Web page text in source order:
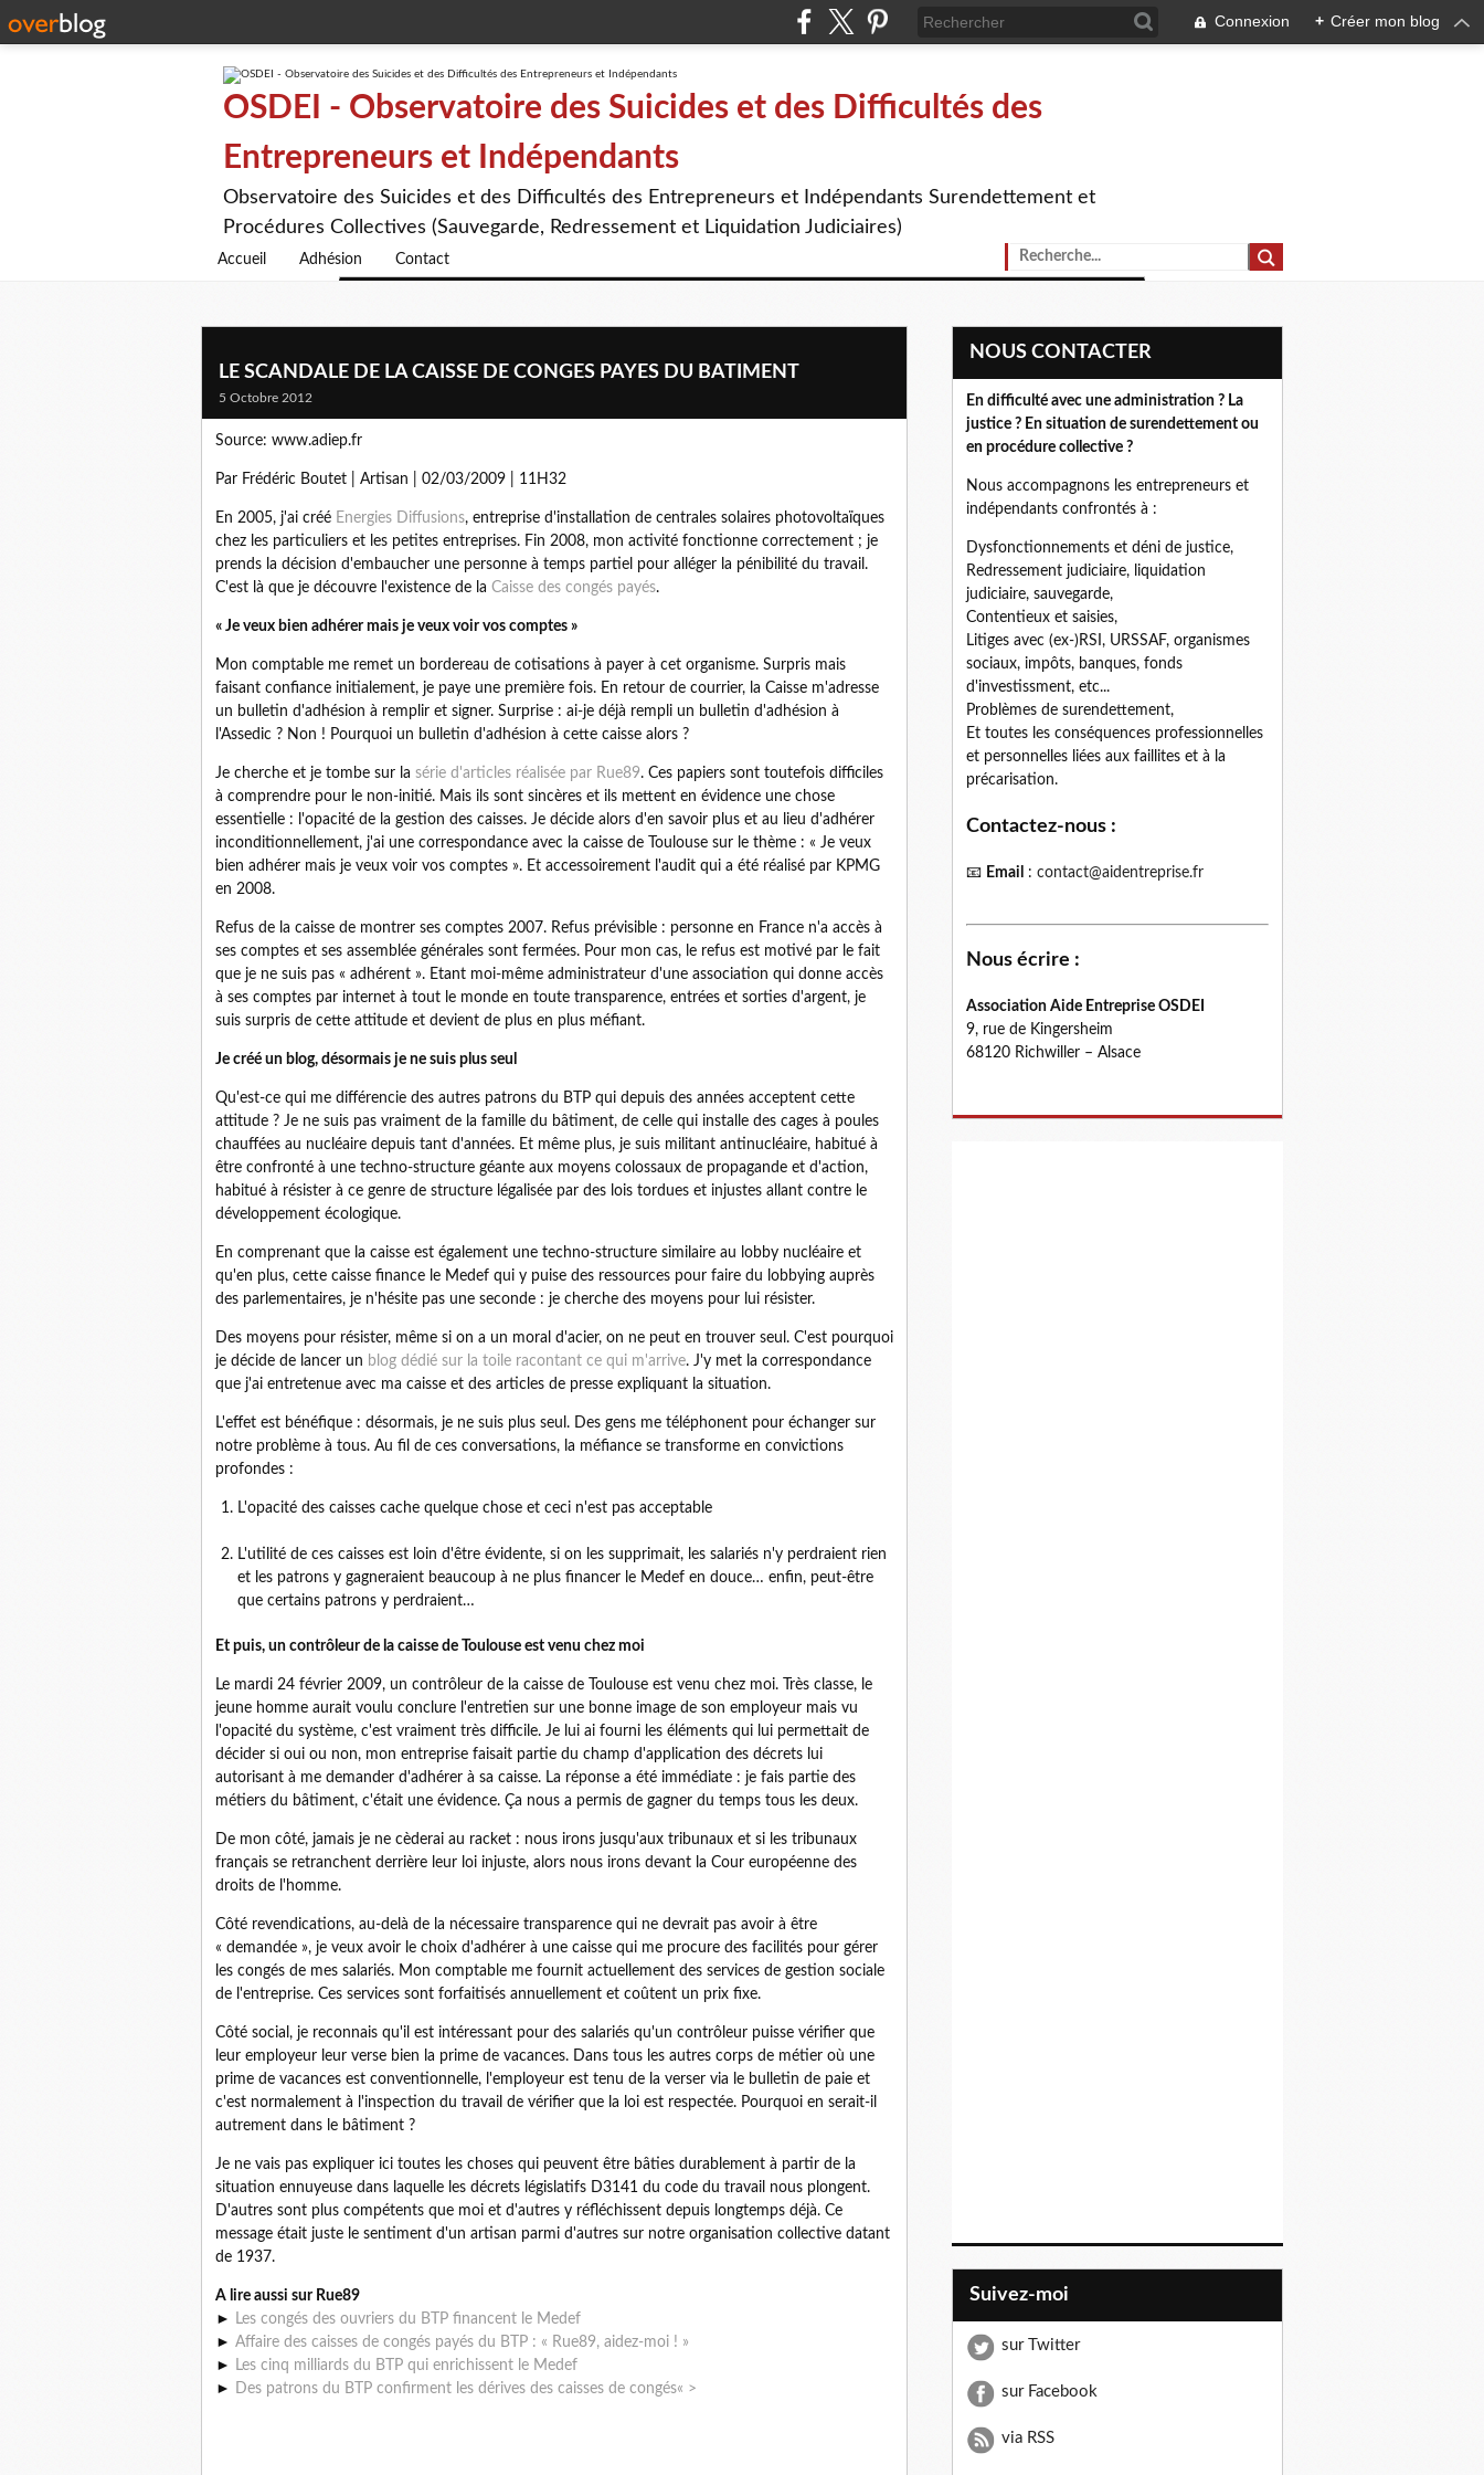
Connexion + Créer mon blog
OSDEI - Observatoire des Suicides et des Difficultés des
Entrepreneurs et Indépendants
Observatoire des Suicides et des Difficultés des Entrepreneurs et Indépendants Surendettement et
Procédures Collectives (Sauvegarde, Redressement et Liquidation Judiciaires)
Accueil Adhésion Contact
LE SCANDALE DE LA CAISSE DE CONGES PAYES DU BATIMENT
5 Octobre 2012
Source: www.adiep.fr
Par Frédéric Boutet | Artisan | 02/03/2009 | 11H32
En 2005, j'ai créé Energies Diffusions, entreprise d'installation de centrales solaires photovoltaïques
chez les particuliers et les petites entreprises. Fin 2008, mon activité fonctionne correctement ; je
prends la décision d'embaucher une personne à temps partiel pour alléger la pénibilité du travail.
C'est là que je découvre l'existence de la Caisse des congés payés.
« Je veux bien adhérer mais je veux voir vos comptes »
Mon comptable me remet un bordereau de cotisations à payer à cet organisme. Surpris mais
faisant confiance initialement, je paye une première fois. En retour de courrier, la Caisse m'adresse
un bulletin d'adhésion à remplir et signer. Surprise : ai-je déjà rempli un bulletin d'adhésion à
l'Assedic ? Non ! Pourquoi un bulletin d'adhésion à cette caisse alors ?
Je cherche et je tombe sur la série d'articles réalisée par Rue89. Ces papiers sont toutefois difficiles
à comprendre pour le non-initié. Mais ils sont sincères et ils mettent en évidence une chose
essentielle : l'opacité de la gestion des caisses. Je décide alors d'en savoir plus et au lieu d'adhérer
inconditionnellement, j'ai une correspondance avec la caisse de Toulouse sur le thème : « Je veux
bien adhérer mais je veux voir vos comptes ». Et accessoirement l'audit qui a été réalisé par KPMG
en 2008.
Refus de la caisse de montrer ses comptes 2007. Refus prévisible : personne en France n'a accès à
ses comptes et ses assemblée générales sont fermées. Pour mon cas, le refus est motivé par le fait
que je ne suis pas « adhérent ». Etant moi-même administrateur d'une association qui donne accès
à ses comptes par internet à tout le monde en toute transparence, entrées et sorties d'argent, je
suis surpris de cette attitude et devient de plus en plus méfiant.
Je créé un blog, désormais je ne suis plus seul
Qu'est-ce qui me différencie des autres patrons du BTP qui depuis des années acceptent cette
attitude ? Je ne suis pas vraiment de la famille du bâtiment, de celle qui installe des cages à poules
chauffées au nucléaire depuis tant d'années. Et même plus, je suis militant antinucléaire, habitué à
être confronté à une techno-structure géante aux moyens colossaux de propagande et d'action,
habitué à résister à ce genre de structure légalisée par des lois tordues et injustes allant contre le
développement écologique.
En comprenant que la caisse est également une techno-structure similaire au lobby nucléaire et
qu'en plus, cette caisse finance le Medef qui y puise des ressources pour faire du lobbying auprès
des parlementaires, je n'hésite pas une seconde : je cherche des moyens pour lui résister.
Des moyens pour résister, même si on a un moral d'acier, on ne peut en trouver seul. C'est pourquoi
je décide de lancer un blog dédié sur la toile racontant ce qui m'arrive. J'y met la correspondance
que j'ai entretenue avec ma caisse et des articles de presse expliquant la situation.
L'effet est bénéfique : désormais, je ne suis plus seul. Des gens me téléphonent pour échanger sur
notre problème à tous. Au fil de ces conversations, la méfiance se transforme en convictions
profondes :
L'opacité des caisses cache quelque chose et ceci n'est pas acceptable
L'utilité de ces caisses est loin d'être évidente, si on les supprimait, les salariés n'y perdraient rien
et les patrons y gagneraient beaucoup à ne plus financer le Medef en douce… enfin, peut-être
que certains patrons y perdraient…
Et puis, un contrôleur de la caisse de Toulouse est venu chez moi
Le mardi 24 février 2009, un contrôleur de la caisse de Toulouse est venu chez moi. Très classe, le
jeune homme aurait voulu conclure l'entretien sur une bonne image de son employeur mais vu
l'opacité du système, c'est vraiment très difficile. Je lui ai fourni les éléments qui lui permettait de
décider si oui ou non, mon entreprise faisait partie du champ d'application des décrets lui
autorisant à me demander d'adhérer à sa caisse. La réponse a été immédiate : je fais partie des
métiers du bâtiment, c'était une évidence. Ça nous a permis de gagner du temps tous les deux.
De mon côté, jamais je ne cèderai au racket : nous irons jusqu'aux tribunaux et si les tribunaux
français se retranchent derrière leur loi injuste, alors nous irons devant la Cour européenne des
droits de l'homme.
Côté revendications, au-delà de la nécessaire transparence qui ne devrait pas avoir à être
« demandée », je veux avoir le choix d'adhérer à une caisse qui me procure des facilités pour gérer
les congés de mes salariés. Mon comptable me fournit actuellement des services de gestion sociale
de l'entreprise. Ces services sont forfaitisés annuellement et coûtent un prix fixe.
Côté social, je reconnais qu'il est intéressant pour des salariés qu'un contrôleur puisse vérifier que
leur employeur leur verse bien la prime de vacances. Dans tous les autres corps de métier où une
prime de vacances est conventionnelle, l'employeur est tenu de la verser via le bulletin de paie et
c'est normalement à l'inspection du travail de vérifier que la loi est respectée. Pourquoi en serait-il
autrement dans le bâtiment ?
Je ne vais pas expliquer ici toutes les choses qui peuvent être bâties durablement à partir de la
situation ennuyeuse dans laquelle les décrets législatifs D3141 du code du travail nous plongent.
D'autres sont plus compétents que moi et d'autres y réfléchissent depuis longtemps déjà. Ce
message était juste le sentiment d'un artisan parmi d'autres sur notre organisation collective datant
de 1937.
A lire aussi sur Rue89
►
Les congés des ouvriers du BTP financent le Medef
► Affaire des caisses de congés payés du BTP : « Rue89, aidez-moi ! »
►
Les cinq milliards du BTP qui enrichissent le Medef
►
Des patrons du BTP confirment les dérives des caisses de congés« >
NOUS CONTACTER
En difficulté avec une administration ? La
justice ? En situation de surendettement ou
en procédure collective ?
Nous accompagnons les entrepreneurs et
indépendants confrontés à :
Dysfonctionnements et déni de justice,
Redressement judiciaire, liquidation
judiciaire, sauvegarde,
Contentieux et saisies,
Litiges avec (ex-)RSI, URSSAF, organismes
sociaux, impôts, banques, fonds
d'investissment, etc...
Problèmes de surendettement,
Et toutes les conséquences professionnelles
et personnelles liées aux faillites et à la
précarisation.
Contactez-nous :
📧 Email : contact@aidentreprise.fr
Nous écrire :
Association Aide Entreprise OSDEI
9, rue de Kingersheim
68120 Richwiller – Alsace
Suivez-moi
sur Twitter
sur Facebook
via RSS